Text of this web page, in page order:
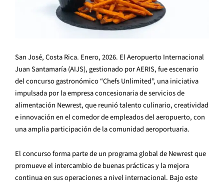
San José, Costa Rica. Enero, 2026. El Aeropuerto Internacional
Juan Santamaría (AIJS), gestionado por AERIS, fue escenario
del concurso gastronómico “Chefs Unlimited”, una iniciativa
impulsada por la empresa concesionaria de servicios de
alimentación Newrest, que reunió talento culinario, creatividad
e innovación en el comedor de empleados del aeropuerto, con
una amplia participación de la comunidad aeroportuaria.
El concurso forma parte de un programa global de Newrest que
promueve el intercambio de buenas prácticas y la mejora
continua en sus operaciones a nivel internacional. Bajo este